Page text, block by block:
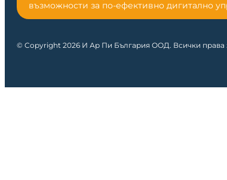
възможности за по-ефективно дигитално
© Copyright 2026 И Ар Пи България ООД. Всички права